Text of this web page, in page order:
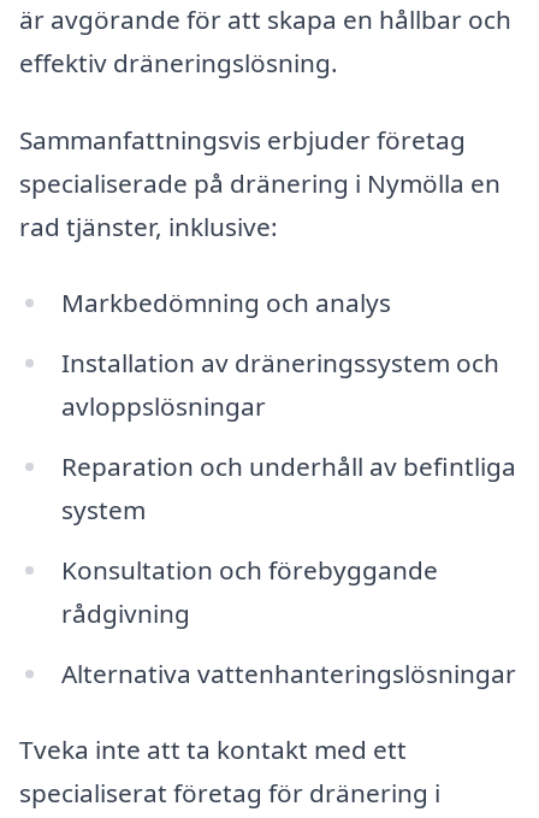
är avgörande för att skapa en hållbar och
effektiv dräneringslösning.
Sammanfattningsvis erbjuder företag
specialiserade på dränering i Nymölla en
rad tjänster, inklusive:
Markbedömning och analys
Installation av dräneringssystem och
avloppslösningar
Reparation och underhåll av befintliga
system
Konsultation och förebyggande
rådgivning
Alternativa vattenhanteringslösningar
Tveka inte att ta kontakt med ett
specialiserat företag för dränering i